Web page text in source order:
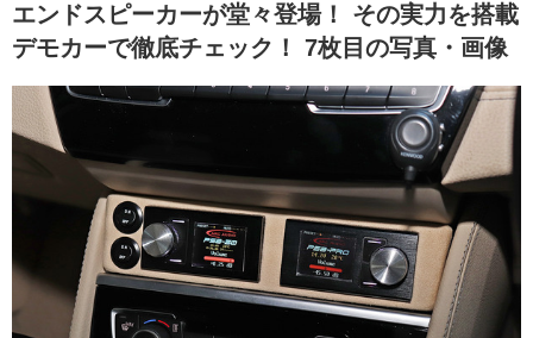
カーオーディオニュース デモカー製作記
その他
カスタマイズニュース
カーグッズ特集記事 カーグッズ新製品情報
カーグッズニュース
自動車
スクープ
エンドスピーカーが堂々登場！ その実力を搭載
デモカーで徹底チェック！ 7枚目の写真・画像